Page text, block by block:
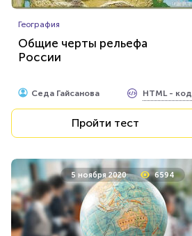
География
Общие черты рельефа
России
Седа Гайсанова HTML - код
Пройти тест
5 ноября 2020 6594